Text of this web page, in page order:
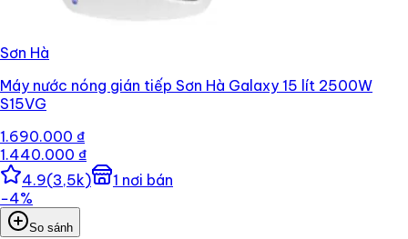
Sơn Hà
Máy nước nóng gián tiếp Sơn Hà Galaxy 15 lít 2500W
S15VG
1.690.000 ₫
1.440.000 ₫
4.9(3,5k) 1 nơi bán
−4%
So sánh